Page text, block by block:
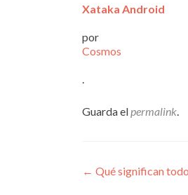
Xataka Android
por
Cosmos
.
Guarda elpermalink.
← Qué significan